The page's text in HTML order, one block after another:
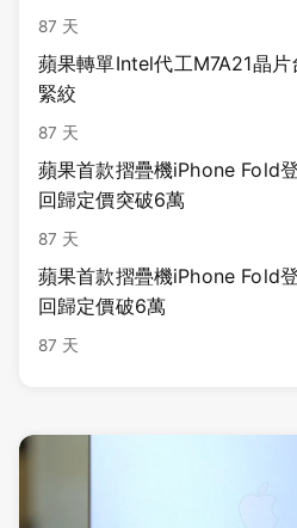
87 天
蘋果轉單Intel代工M7A21晶
緊絞
87 天
蘋果首款摺疊機iPhone Fold
回歸定價突破6萬
87 天
蘋果首款摺疊機iPhone Fold
回歸定價破6萬
87 天